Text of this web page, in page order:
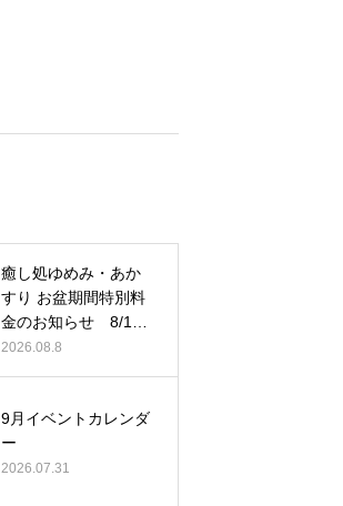
癒し処ゆめみ・あか
すり お盆期間特別料
金のお知らせ 8/13
(木)…
2026.08.8
9月イベントカレンダ
ー
2026.07.31